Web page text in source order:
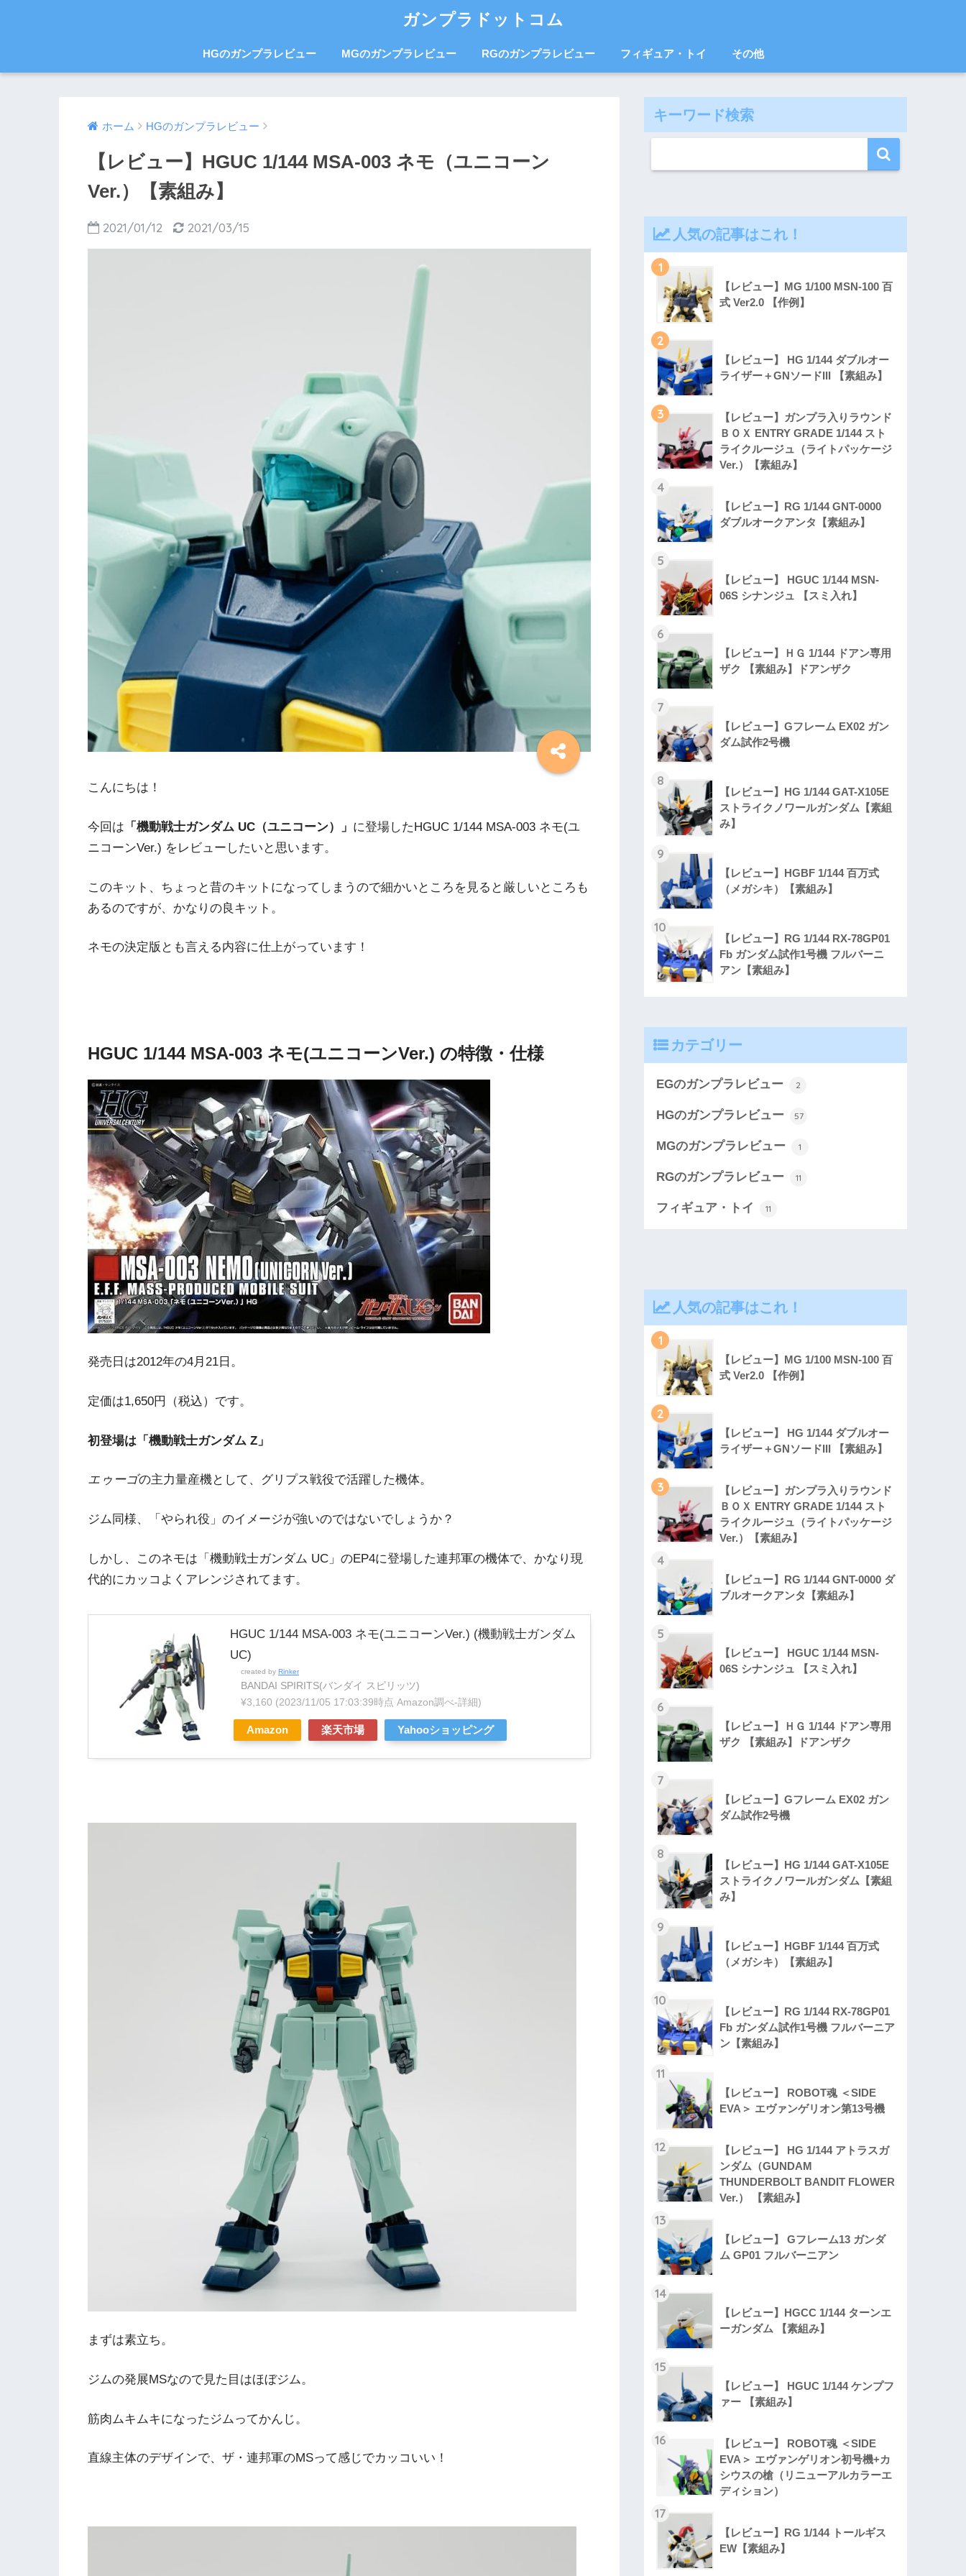
ガンプラドットコム
HGのガンプラレビュー MGのガンプラレビュー RGのガンプラレビュー フィギュア・トイ その他
ホーム HGのガンプラレビュー
【レビュー】HGUC 1/144 MSA-003 ネモ（ユニコーン
Ver.）【素組み】
2021/01/12 2021/03/15
こんにちは！
今回は 「機動戦士ガンダム UC（ユニコーン）」 に登場したHGUC 1/144 MSA-003 ネモ(ユ
ニコーンVer.) をレビューしたいと思います。
このキット、ちょっと昔のキットになってしまうので細かいところを見ると厳しいところも
あるのですが、かなりの良キット。
ネモの決定版とも言える内容に仕上がっています！
HGUC 1/144 MSA-003 ネモ(ユニコーンVer.) の特徴・仕様
発売日は2012年の4月21日。
定価は1,650円（税込）です。
初登場は「機動戦士ガンダム Z」
エゥーゴの主力量産機として、グリプス戦役で活躍した機体。
ジム同様、「やられ役」のイメージが強いのではないでしょうか？
しかし、このネモは「機動戦士ガンダム UC」のEP4に登場した連邦軍の機体で、かなり現
代的にカッコよくアレンジされてます。
HGUC 1/144 MSA-003 ネモ(ユニコーンVer.) (機動戦士ガンダム
UC)
created by Rinker
BANDAI SPIRITS(バンダイ スピリッツ)
¥3,160 (2023/11/05 17:03:39時点 Amazon調べ-詳細)
Amazon 楽天市場 Yahooショッピング
まずは素立ち。
ジムの発展MSなので見た目はほぼジム。
筋肉ムキムキになったジムってかんじ。
直線主体のデザインで、ザ・連邦軍のMSって感じでカッコいい！
キーワード検索
人気の記事はこれ！
1
【レビュー】MG 1/100 MSN-100 百
式 Ver2.0 【作例】
2
【レビュー】 HG 1/144 ダブルオー
ライザー＋GNソードIII 【素組み】
3
【レビュー】ガンプラ入りラウンド
ＢＯＸ ENTRY GRADE 1/144 スト
ライクルージュ（ライトパッケージ
Ver.）【素組み】
4
【レビュー】RG 1/144 GNT-0000
ダブルオークアンタ【素組み】
5
【レビュー】 HGUC 1/144 MSN-
06S シナンジュ 【スミ入れ】
6
【レビュー】ＨＧ 1/144 ドアン専用
ザク 【素組み】ドアンザク
7
【レビュー】Gフレーム EX02 ガン
ダム試作2号機
8
【レビュー】HG 1/144 GAT-X105E
ストライクノワールガンダム【素組
み】
9
【レビュー】HGBF 1/144 百万式
（メガシキ）【素組み】
10
【レビュー】RG 1/144 RX-78GP01
Fb ガンダム試作1号機 フルバーニ
アン【素組み】
カテゴリー
EGのガンプラレビュー 2
HGのガンプラレビュー 57
MGのガンプラレビュー 1
RGのガンプラレビュー 11
フィギュア・トイ 11
人気の記事はこれ！
1
【レビュー】MG 1/100 MSN-100 百
式 Ver2.0 【作例】
2
【レビュー】 HG 1/144 ダブルオー
ライザー＋GNソードIII 【素組み】
3
【レビュー】ガンプラ入りラウンド
ＢＯＸ ENTRY GRADE 1/144 スト
ライクルージュ（ライトパッケージ
Ver.）【素組み】
4
【レビュー】RG 1/144 GNT-0000 ダ
ブルオークアンタ【素組み】
5
【レビュー】 HGUC 1/144 MSN-
06S シナンジュ 【スミ入れ】
6
【レビュー】ＨＧ 1/144 ドアン専用
ザク 【素組み】ドアンザク
7
【レビュー】Gフレーム EX02 ガン
ダム試作2号機
8
【レビュー】HG 1/144 GAT-X105E
ストライクノワールガンダム【素組
み】
9
【レビュー】HGBF 1/144 百万式
（メガシキ）【素組み】
10
【レビュー】RG 1/144 RX-78GP01
Fb ガンダム試作1号機 フルバーニア
ン【素組み】
11
【レビュー】 ROBOT魂 ＜SIDE
EVA＞ エヴァンゲリオン第13号機
12
【レビュー】 HG 1/144 アトラスガ
ンダム（GUNDAM
THUNDERBOLT BANDIT FLOWER
Ver.） 【素組み】
13
【レビュー】 Gフレーム13 ガンダ
ム GP01 フルバーニアン
14
【レビュー】HGCC 1/144 ターンエ
ーガンダム 【素組み】
15
【レビュー】 HGUC 1/144 ケンプフ
ァー 【素組み】
16
【レビュー】 ROBOT魂 ＜SIDE
EVA＞ エヴァンゲリオン初号機+カ
シウスの槍（リニューアルカラーエ
ディション）
17
【レビュー】RG 1/144 トールギス
EW【素組み】